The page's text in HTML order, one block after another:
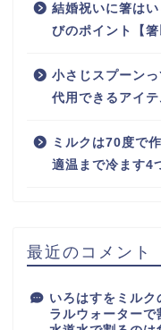
結婚祝いに箸は
びのポイント【箸
小さじスプーン
代用できるアイ
ミルクは70度で
適温まで冷ます4
最近のコメント
いろはすをミルク
ラルウォーターで